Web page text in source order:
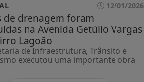
12/01/2026
de drenagem foram
na Avenida Getúlio Vargas
Lagoão
de Infraestrutura, Trânsito e
executou uma importante obra